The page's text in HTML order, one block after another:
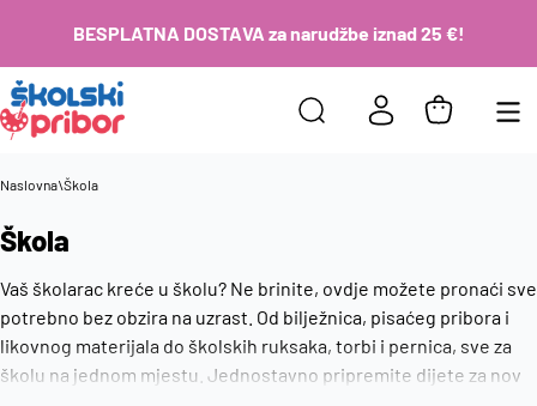
BESPLATNA DOSTAVA za narudžbe iznad 25 €!
Naslovna\Škola
Škola
Vaš školarac kreće u školu? Ne brinite, ovdje možete pronaći sve
potrebno bez obzira na uzrast. Od bilježnica, pisaćeg pribora i
likovnog materijala do školskih ruksaka, torbi i pernica, sve za
školu na jednom mjestu. Jednostavno pripremite dijete za novu